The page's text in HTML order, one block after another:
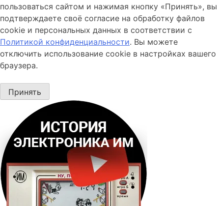
пользоваться сайтом и нажимая кнопку «Принять», вы
подтверждаете своё согласие на обработку файлов
cookie и персональных данных в соответствии с
Политикой конфиденциальности. Вы можете
отключить использование cookie в настройках вашего
браузера.
Принять